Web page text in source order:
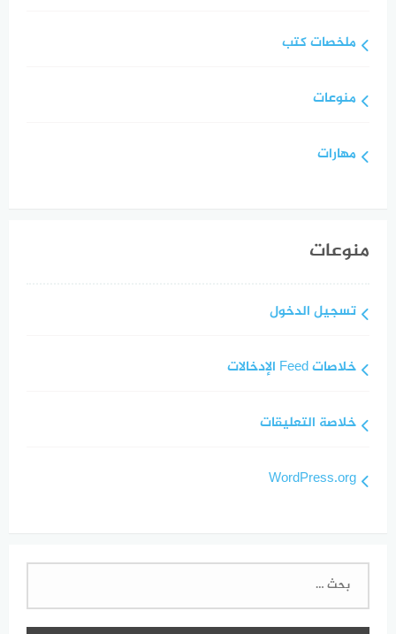
ملخصات كتب
منوعات
مهارات
منوعات
تسجيل الدخول
خلاصات Feed الإدخالات
خلاصة التعليقات
WordPress.org
البحث